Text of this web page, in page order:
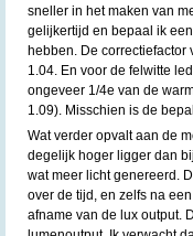
sneller in het maken van
gelijkertijd en bepaal ik
hebben. De correctiefactor
1.04. En voor de felwitte
ongeveer 1/4e van de
1.09). Misschien is de
Wat verder opvalt aan de
degelijk hoger ligger dan
wat meer licht genereerd.
over de tijd, en zelfs na
afname van de lux output.